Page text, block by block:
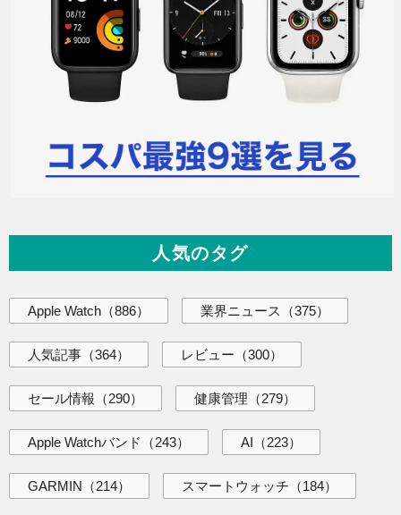
人気のタグ
Apple Watch （886） 業界ニュース （375）
人気記事 （364） レビュー （300）
セール情報 （290） 健康管理 （279）
Apple Watchバンド （243） AI （223）
GARMIN （214） スマートウォッチ （184）